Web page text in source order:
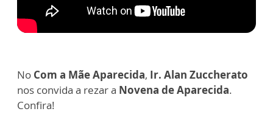
No Com a Mãe Aparecida, Ir. Alan Zuccherato
nos convida a rezar a Novena de Aparecida.
Confira!